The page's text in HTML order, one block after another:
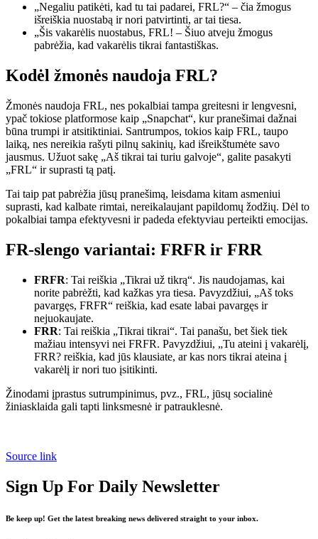
„Negaliu patikėti, kad tu tai padarei, FRL?“ – čia žmogus
išreiškia nuostabą ir nori patvirtinti, ar tai tiesa.
„Šis vakarėlis nuostabus, FRL! – Šiuo atveju žmogus
pabrėžia, kad vakarėlis tikrai fantastiškas.
Kodėl žmonės naudoja FRL?
Žmonės naudoja FRL, nes pokalbiai tampa greitesni ir lengvesni,
ypač tokiose platformose kaip „Snapchat“, kur pranešimai dažnai
būna trumpi ir atsitiktiniai. Santrumpos, tokios kaip FRL, taupo
laiką, nes nereikia rašyti pilnų sakinių, kad išreikštumėte savo
jausmus. Užuot sakę „Aš tikrai tai turiu galvoje“, galite pasakyti
„FRL“ ir suprasti tą patį.
Tai taip pat pabrėžia jūsų pranešimą, leisdama kitam asmeniui
suprasti, kad kalbate rimtai, nereikalaujant papildomų žodžių. Dėl to
pokalbiai tampa efektyvesni ir padeda efektyviau perteikti emocijas.
FR-slengo variantai: FRFR ir FRR
FRFR: Tai reiškia „Tikrai už tikrą“. Jis naudojamas, kai
norite pabrėžti, kad kažkas yra tiesa. Pavyzdžiui, „Aš toks
pavargęs, FRFR“ reiškia, kad esate labai pavargęs ir
nejuokaujate.
FRR: Tai reiškia „Tikrai tikrai“. Tai panašu, bet šiek tiek
mažiau intensyvi nei FRFR. Pavyzdžiui, „Tu ateini į vakarėlį,
FRR? reiškia, kad jūs klausiate, ar kas nors tikrai ateina į
vakarėlį ir nori tuo įsitikinti.
Žinodami įprastus sutrumpinimus, pvz., FRL, jūsų socialinė
žiniasklaida gali tapti linksmesnė ir patrauklesnė.
Source link
Sign Up For Daily Newsletter
Be keep up! Get the latest breaking news delivered straight to your inbox.